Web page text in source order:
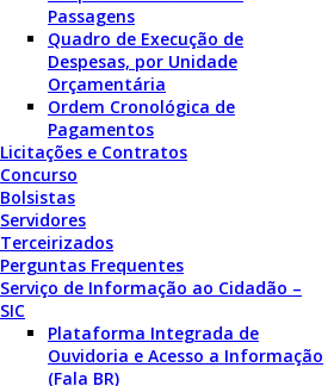
Passagens
Quadro de Execução de
Despesas, por Unidade
Orçamentária
Ordem Cronológica de
Pagamentos
Licitações e Contratos
Concurso
Bolsistas
Servidores
Terceirizados
Perguntas Frequentes
Serviço de Informação ao Cidadão –
SIC
Plataforma Integrada de
Ouvidoria e Acesso a Informação
(Fala BR)